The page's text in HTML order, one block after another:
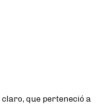
que perteneció a